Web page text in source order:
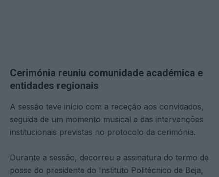
Cerimónia reuniu comunidade académica e
entidades regionais
A sessão teve início com a receção aos convidados,
seguida de um momento musical e das intervenções
institucionais previstas no protocolo da cerimónia.
Durante a sessão, decorreu a assinatura do termo de
posse do presidente do Instituto Politécnico de Beja,